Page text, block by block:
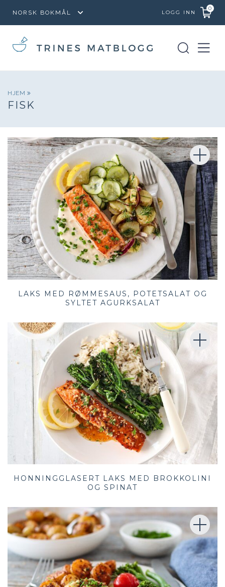
LOGG INN
0
HJEM
FISK
LAKS MED RØMMESAUS, POTETSALAT OG
SYLTET AGURKSALAT
HONNINGGLASERT LAKS MED BROKKOLINI
OG SPINAT